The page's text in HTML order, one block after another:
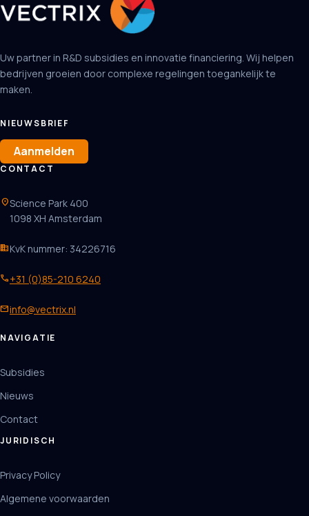
Uw partner in R&D subsidies en innovatie financiering. Wij helpen
bedrijven groeien door complexe regelingen toegankelijk te
maken.
NIEUWSBRIEF
Aanmelden
CONTACT
location_onScience Park 400
1098 XH Amsterdam
businessKvK nummer: 34226716
phone+31 (0)85-210 6240
mailinfo@vectrix.nl
NAVIGATIE
Subsidies
Nieuws
Contact
JURIDISCH
Privacy Policy
Algemene voorwaarden